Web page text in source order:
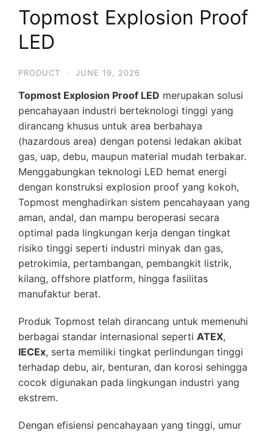
Topmost Explosion Proof
LED
PRODUCT · JUNE 19, 2026
Topmost Explosion Proof LED merupakan solusi
pencahayaan industri berteknologi tinggi yang
dirancang khusus untuk area berbahaya
(hazardous area) dengan potensi ledakan akibat
gas, uap, debu, maupun material mudah terbakar.
Menggabungkan teknologi LED hemat energi
dengan konstruksi explosion proof yang kokoh,
Topmost menghadirkan sistem pencahayaan yang
aman, andal, dan mampu beroperasi secara
optimal pada lingkungan kerja dengan tingkat
risiko tinggi seperti industri minyak dan gas,
petrokimia, pertambangan, pembangkit listrik,
kilang, offshore platform, hingga fasilitas
manufaktur berat.
Produk Topmost telah dirancang untuk memenuhi
berbagai standar internasional seperti ATEX,
IECEx, serta memiliki tingkat perlindungan tinggi
terhadap debu, air, benturan, dan korosi sehingga
cocok digunakan pada lingkungan industri yang
ekstrem.
Dengan efisiensi pencahayaan yang tinggi, umur